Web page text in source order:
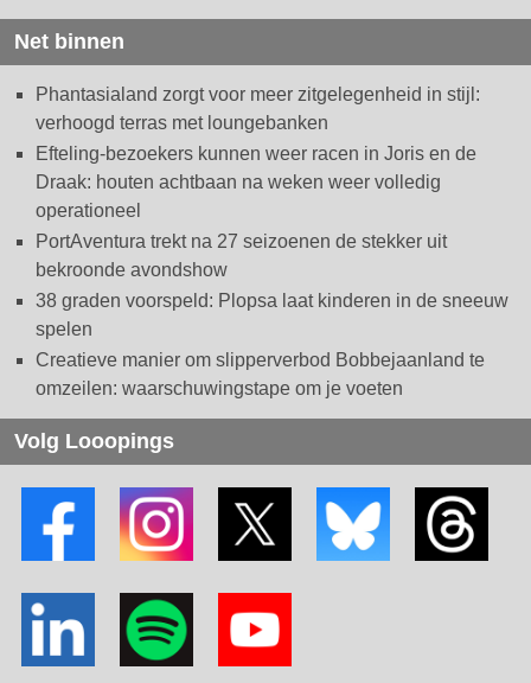
Net binnen
Phantasialand zorgt voor meer zitgelegenheid in stijl:
verhoogd terras met loungebanken
Efteling-bezoekers kunnen weer racen in Joris en de
Draak: houten achtbaan na weken weer volledig
operationeel
PortAventura trekt na 27 seizoenen de stekker uit
bekroonde avondshow
38 graden voorspeld: Plopsa laat kinderen in de sneeuw
spelen
Creatieve manier om slipperverbod Bobbejaanland te
omzeilen: waarschuwingstape om je voeten
Volg Looopings